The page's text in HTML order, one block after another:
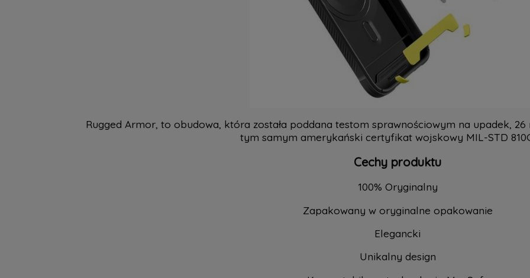
Rugged Armor, to obudowa, która została poddana testom sprawnościowym na upadek,
tym samym amerykański certyfikat wojskowy MIL-STD
Cechy produktu
100% Oryginalny
Zapakowany w oryginalne opakowanie
Elegancki
Unikalny design